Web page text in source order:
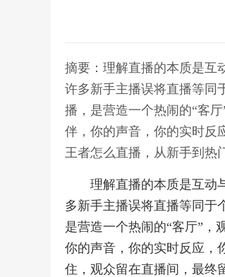
摘要：理解直播的本质是互
许多新手主播误将直播等同
播，是营造一个热闹的“客
伴，你的声音，你的实时反
王者怎么直播，从新手到热
理解直播的本质是互动
多新手主播误将直播等同于
是营造一个热闹的“客厅”，
你的声音，你的实时反应，
住，观众留在直播间，最终